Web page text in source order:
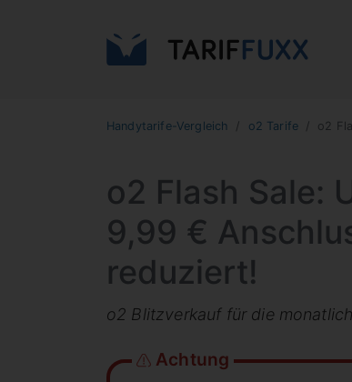
Handytarife-Vergleich o2 Tarife o2
o2 Flash Sale:
9,99 €
reduziert!
o2 Blitzverkauf für die
Achtung